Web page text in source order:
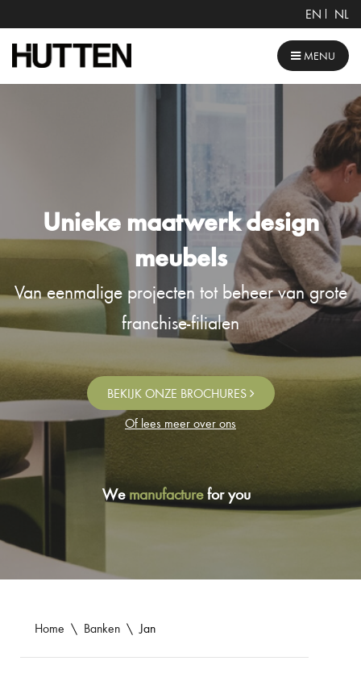
EN NL
MENU
Unieke maatwerk design
meubels
Van eenmalige projecten tot beheer van grote
franchise-filialen
BEKIJK ONZE BROCHURES
Of lees meer over ons
Wemanufacturefor you
Home \ Banken \ Jan